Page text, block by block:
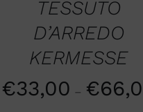
TESSUTO
D’ARREDO
KERMESSE
€33,00 – €